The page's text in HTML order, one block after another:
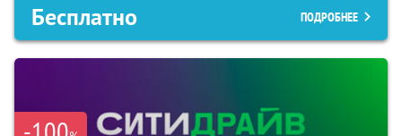
Бесплатно ПОДРОБНЕЕ